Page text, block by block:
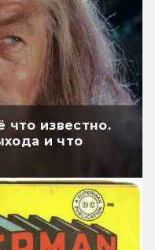
что известно.
и что